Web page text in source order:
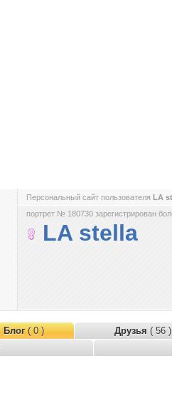
Персональный сайт пользователя LA
портрет № 180730 зарегистрирован
LA stella
Блог( 0 ) Друзья ( 56 )